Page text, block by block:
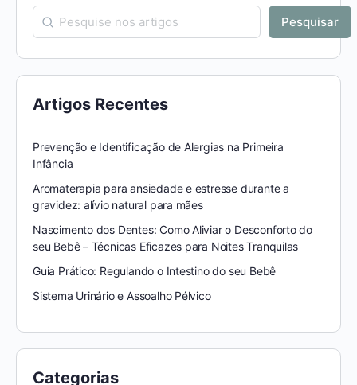
Pesquisar
Artigos Recentes
Prevenção e Identificação de Alergias na Primeira
Infância
Aromaterapia para ansiedade e estresse durante a
gravidez: alívio natural para mães
Nascimento dos Dentes: Como Aliviar o Desconforto do
seu Bebê – Técnicas Eficazes para Noites Tranquilas
Guia Prático: Regulando o Intestino do seu Bebê
Sistema Urinário e Assoalho Pélvico
Categorias